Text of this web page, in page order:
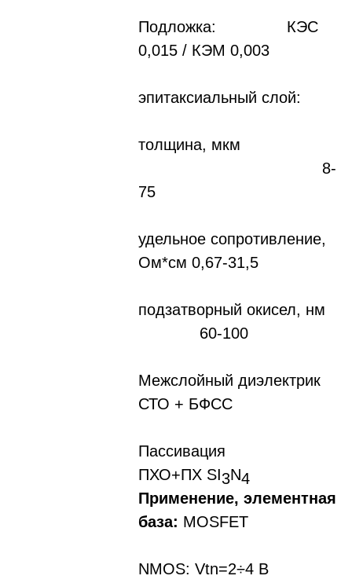
Подложка: КЭС
0,015 / КЭМ 0,003
эпитаксиальный слой:
толщина, мкм
8-
75
удельное сопротивление,
Ом*см 0,67-31,5
подзатворный окисел, нм
60-100
Межслойный диэлектрик
СТО + БФСС
Пассивация
ПХО+ПХ SI3N4
Применение, элементная
база: MOSFET
NMOS: Vtn=2÷4 В